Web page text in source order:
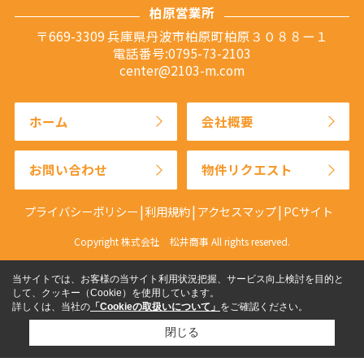
柏原営業所
〒669-3309 兵庫県丹波市柏原町柏原３０８８ー１
電話番号:0795-73-2103
center@2103-m.com
ホーム 会社概要
お問い合わせ 物件リクエスト
プライバシーポリシー 利用規約 アクセスマップ PCサイト
Copyright 株式会社 松井商事 All rights reserved.
当サイトでは、お客様の当サイト利用状況把握、サービス向上検討を目的と
して、クッキー（Cookie）を使用しています。
詳しくは、当社の 「Cookieの取扱いについて」 をご確認ください。
閉じる